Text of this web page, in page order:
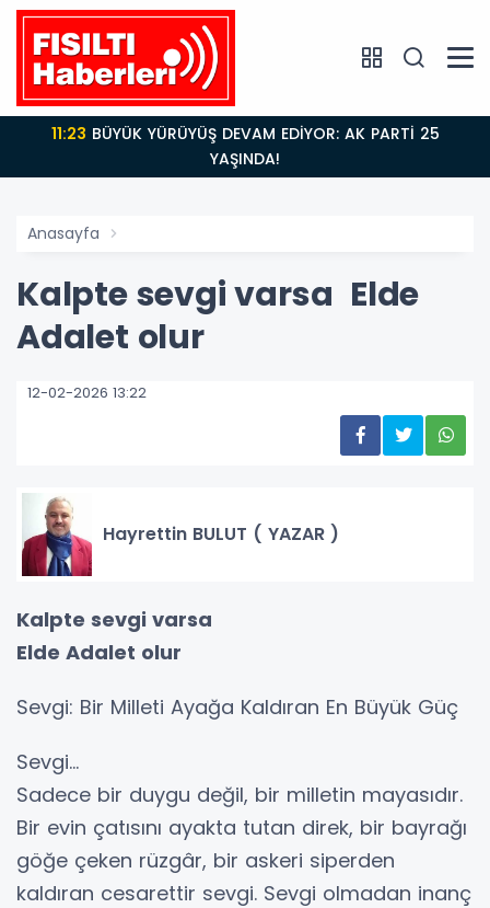
11:23
YAŞINDA!
Anasayfa
Kalpte sevgi varsa Elde
Adalet olur
12-02-2026 13:22
Hayrettin BULUT ( YAZAR )
Kalpte sevgi varsa
Elde Adalet olur
Sevgi: Bir Milleti Ayağa Kaldıran En Büyük Güç
Sevgi…
Sadece bir duygu değil, bir milletin mayasıdır.
Bir evin çatısını ayakta tutan direk, bir bayrağı
göğe çeken rüzgâr, bir askeri siperden
kaldıran cesarettir sevgi. Sevgi olmadan inanç